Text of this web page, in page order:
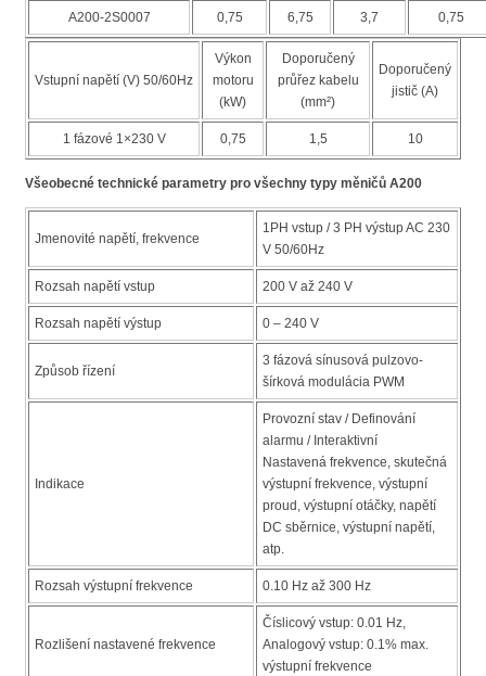
A200-2S0007 0,75 6,75 3,7 0,75
Vstupní napětí (V) 50/60Hz
Výkon
motoru
(kW)
Doporučený
průřez kabelu
(mm²)
Doporučený
jistič (A)
1 fázové 1×230 V 0,75 1,5 10
Všeobecné technické parametry pro všechny typy měničů A200
Jmenovité napětí, frekvence
1PH vstup / 3 PH výstup AC 230
V 50/60Hz
Rozsah napětí vstup 200 V až 240 V
Rozsah napětí výstup 0 – 240 V
Způsob řízení
3 fázová sínusová pulzovo-
šírková modulácia PWM
Indikace
Provozní stav / Definování
alarmu / Interaktivní
Nastavená frekvence, skutečná
výstupní frekvence, výstupní
proud, výstupní otáčky, napětí
DC sběrnice, výstupní napětí,
atp.
Rozsah výstupní frekvence 0.10 Hz až 300 Hz
Rozlišení nastavené frekvence
Číslicový vstup: 0.01 Hz,
Analogový vstup: 0.1% max.
výstupní frekvence